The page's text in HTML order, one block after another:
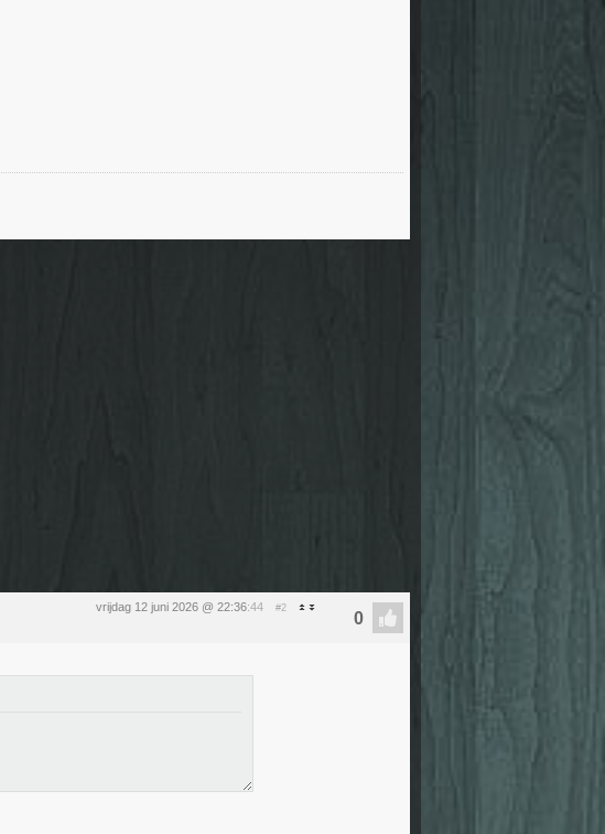
vrijdag 12 juni 2026 @ 22:36:44 #2